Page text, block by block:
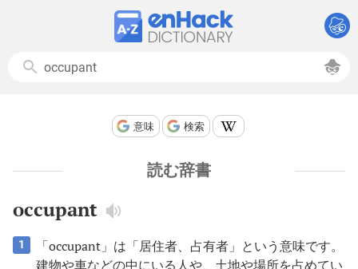
意味 検索
読む辞書
occupant
1
「occupant」は「居住者、占有者」という意味です。
建物や車などの中にいる人や、土地や場所を占めてい